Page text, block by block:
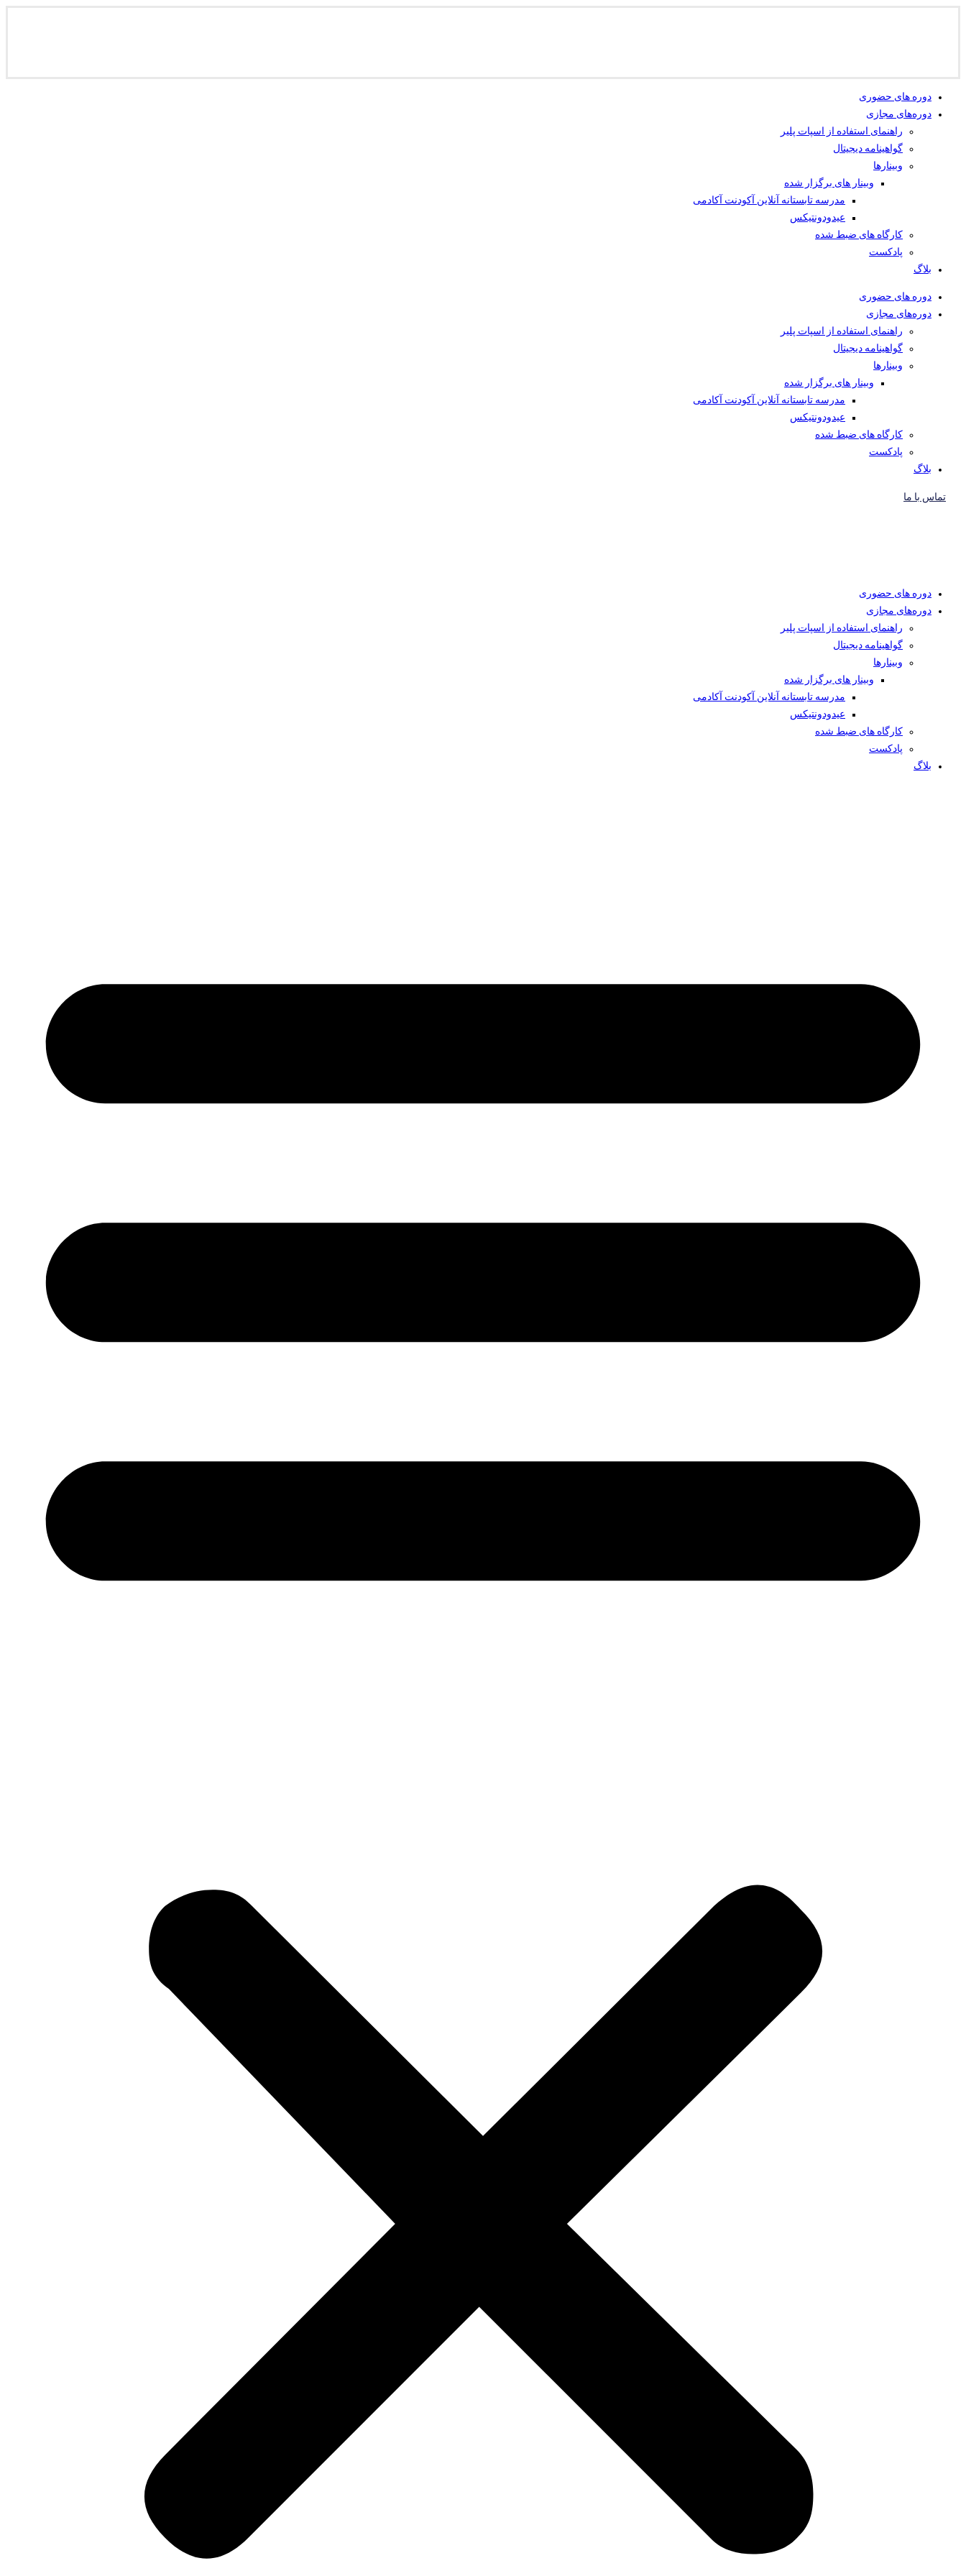
دوره های حضوری
دوره‌های مجازی
راهنمای استفاده از اسپات پلیر
گواهینامه دیجیتال
وبینار‌ها
وبینار های برگزار شده
مدرسه تابستانه آنلاین آکودنت آکادمی
عیدودونتیکس
کارگاه های ضبط شده
پادکست
بلاگ
دوره های حضوری
دوره‌های مجازی
راهنمای استفاده از اسپات پلیر
گواهینامه دیجیتال
وبینار‌ها
وبینار های برگزار شده
مدرسه تابستانه آنلاین آکودنت آکادمی
عیدودونتیکس
کارگاه های ضبط شده
پادکست
بلاگ
تماس با ما
دوره های حضوری
دوره‌های مجازی
راهنمای استفاده از اسپات پلیر
گواهینامه دیجیتال
وبینار‌ها
وبینار های برگزار شده
مدرسه تابستانه آنلاین آکودنت آکادمی
عیدودونتیکس
کارگاه های ضبط شده
پادکست
بلاگ